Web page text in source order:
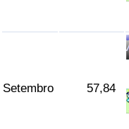
Setembro 57,84